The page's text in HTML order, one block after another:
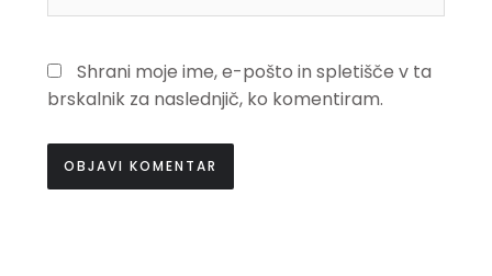
Shrani moje ime, e-pošto in spletišče v ta
brskalnik za naslednjič, ko komentiram.